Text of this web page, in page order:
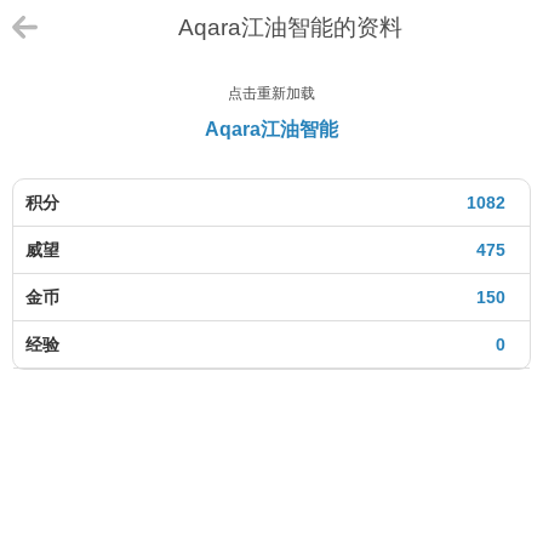
Aqara江油智能的资料
点击重新加载
Aqara江油智能
1082
积分
475
威望
150
金币
0
经验